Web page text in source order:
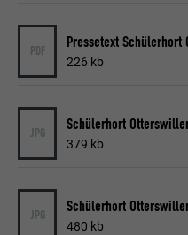
PDF Pressetext Schülerhort
226 kb
JPG
379 kb
JPG
480 kb
Laufzeit
Wird
Name lang
Anbieter
Laufzeit Sitzung